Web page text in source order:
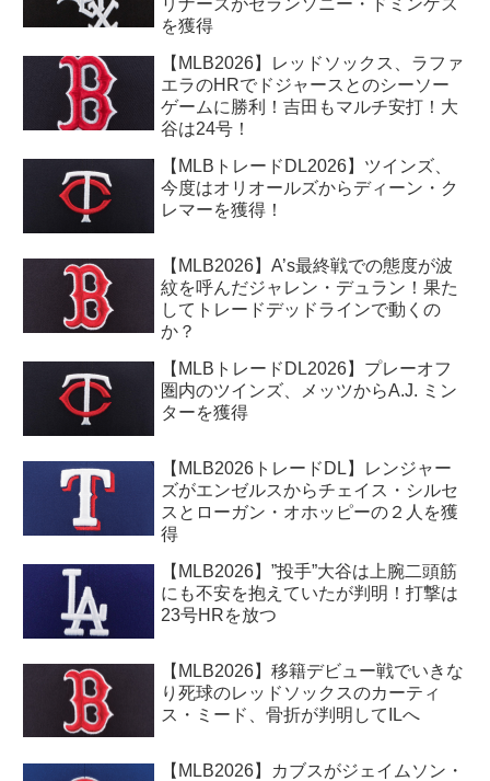
リナーズがセランソニー・ドミンゲス
を獲得
【MLB2026】レッドソックス、ラファ
エラのHRでドジャースとのシーソー
ゲームに勝利！吉田もマルチ安打！大
谷は24号！
【MLBトレードDL2026】ツインズ、
今度はオリオールズからディーン・ク
レマーを獲得！
【MLB2026】A’s最終戦での態度が波
紋を呼んだジャレン・デュラン！果た
してトレードデッドラインで動くの
か？
【MLBトレードDL2026】プレーオフ
圏内のツインズ、メッツからA.J. ミン
ターを獲得
【MLB2026トレードDL】レンジャー
ズがエンゼルスからチェイス・シルセ
スとローガン・オホッピーの２人を獲
得
【MLB2026】”投手”大谷は上腕二頭筋
にも不安を抱えていたが判明！打撃は
23号HRを放つ
【MLB2026】移籍デビュー戦でいきな
り死球のレッドソックスのカーティ
ス・ミード、骨折が判明してILへ
【MLB2026】カブスがジェイムソン・